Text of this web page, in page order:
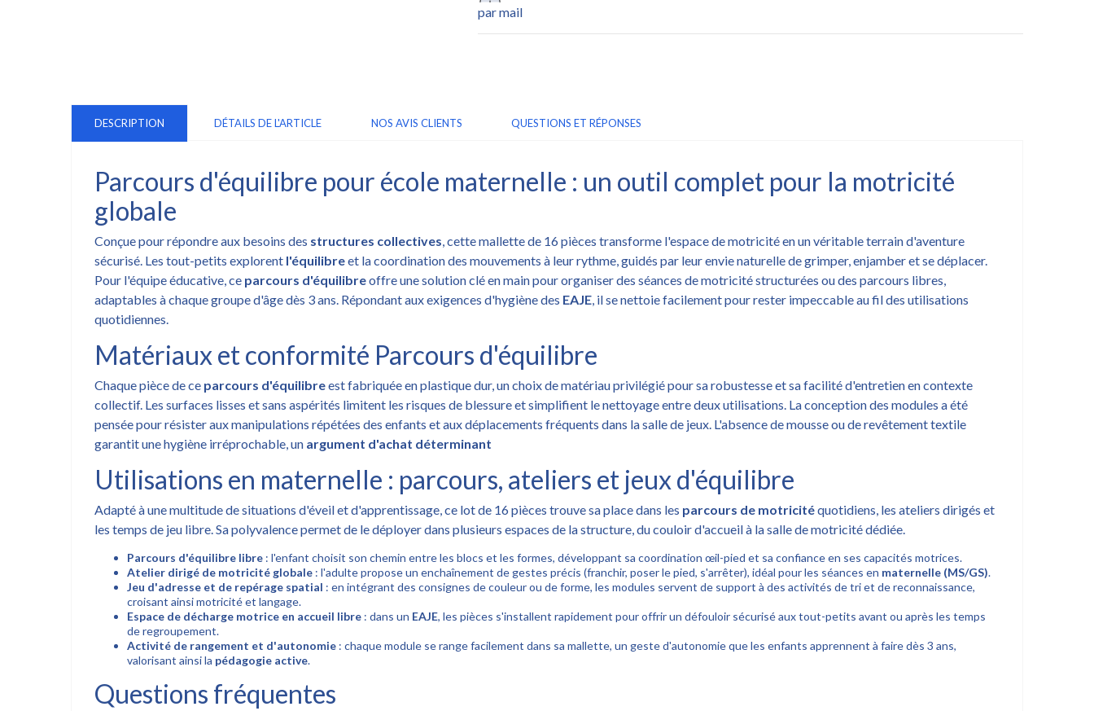
par mail
DESCRIPTION DÉTAILS DE L'ARTICLE NOS AVIS CLIENTS QUESTIONS ET RÉPONSES
Parcours d'équilibre pour école maternelle : un outil complet pour la motricité
globale
Conçue pour répondre aux besoins des structures collectives, cette mallette de 16 pièces transforme l'espace de motricité en un véritable terrain d'aventure
sécurisé. Les tout-petits explorent l'équilibreet la coordination des mouvements à leur rythme, guidés par leur envie naturelle de grimper, enjamber et se déplacer.
Pour l'équipe éducative, ce parcours d'équilibreoffre une solution clé en main pour organiser des séances de motricité structurées ou des parcours libres,
adaptables à chaque groupe d'âge dès 3 ans. Répondant aux exigences d'hygiène des EAJE, il se nettoie facilement pour rester impeccable au fil des utilisations
quotidiennes.
Matériaux et conformité Parcours d'équilibre
Chaque pièce de ce parcours d'équilibreest fabriquée en plastique dur, un choix de matériau privilégié pour sa robustesse et sa facilité d'entretien en contexte
collectif. Les surfaces lisses et sans aspérités limitent les risques de blessure et simplifient le nettoyage entre deux utilisations. La conception des modules a été
pensée pour résister aux manipulations répétées des enfants et aux déplacements fréquents dans la salle de jeux. L'absence de mousse ou de revêtement textile
garantit une hygiène irréprochable, un argument d'achat déterminant
Utilisations en maternelle : parcours, ateliers et jeux d'équilibre
Adapté à une multitude de situations d'éveil et d'apprentissage, ce lot de 16 pièces trouve sa place dans les parcours de motricitéquotidiens, les ateliers dirigés et
les temps de jeu libre. Sa polyvalence permet de le déployer dans plusieurs espaces de la structure, du couloir d'accueil à la salle de motricité dédiée.
Parcours d'équilibre libre : l'enfant choisit son chemin entre les blocs et les formes, développant sa coordination œil-pied et sa confiance en ses capacités motrices.
Atelier dirigé de motricité globale : l'adulte propose un enchaînement de gestes précis (franchir, poser le pied, s'arrêter), idéal pour les séances en maternelle (MS/GS).
Jeu d'adresse et de repérage spatial : en intégrant des consignes de couleur ou de forme, les modules servent de support à des activités de tri et de reconnaissance,
croisant ainsi motricité et langage.
Espace de décharge motrice en accueil libre : dans un EAJE, les pièces s'installent rapidement pour offrir un défouloir sécurisé aux tout-petits avant ou après les temps
de regroupement.
Activité de rangement et d'autonomie : chaque module se range facilement dans sa mallette, un geste d'autonomie que les enfants apprennent à faire dès 3 ans,
valorisant ainsi la pédagogie active.
Questions fréquentes